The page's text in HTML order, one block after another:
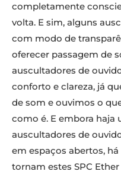
completamente
volta. E sim, alguns
com modo de
oferecer passagem de
auscultadores de
conforto e clareza, já
de som e ouvimos o
como é. E embora
auscultadores de
em espaços abertos,
tornam estes SPC